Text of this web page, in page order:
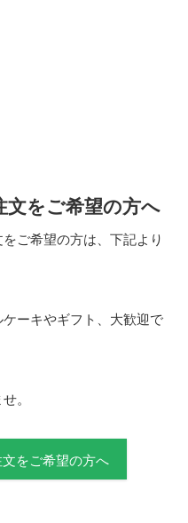
文をご希望の方へ
ご希望の方は、下記より
ーキやギフト、大歓迎で
。
をご希望の方へ